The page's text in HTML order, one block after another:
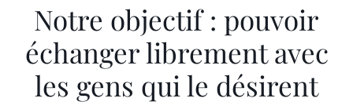
Notre objectif : pouvoir
échanger librement avec
les gens qui le désirent